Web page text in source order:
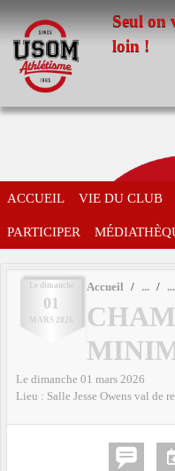
Seul on
loin !
ACCUEIL VIE DU CLUB
PARTICIPER
dimanche
01
MARS 2026
Accueil
Le dimanche 01 mars 2026
Lieu : Salle Jesse Owens val de